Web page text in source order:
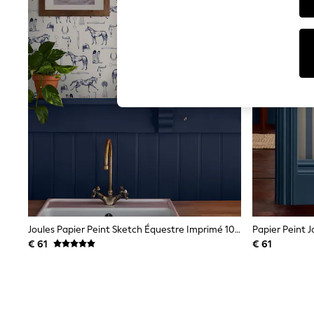
Sunglasses
Men's Holiday Shop
All Swimwear
Accessories
Bags & Luggage
Footwear
Hats
Linen Collection
Polo Shirts
Sandals & Flipflops
Sunglasses
T-Shirts
Vests
Boys Holiday Shop
All Swimwear
Joules Papier Peint Sketch Équestre Imprimé 10M
€ 61
Papier Peint
€ 61